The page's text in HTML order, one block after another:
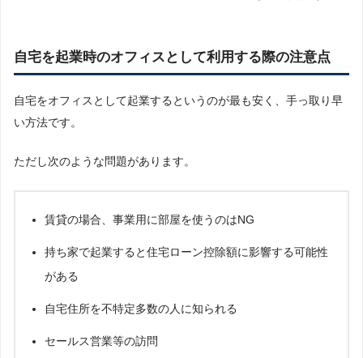
自宅を起業時のオフィスとして利用する際の注意点
自宅をオフィスとして起業するというのが最も安く、手っ取り早
い方法です。
ただし次のような問題があります。
賃貸の場合、事業用に部屋を使うのはNG
持ち家で起業すると住宅ローン控除額に影響する可能性
がある
自宅住所を不特定多数の人に知られる
セールス営業等の訪問